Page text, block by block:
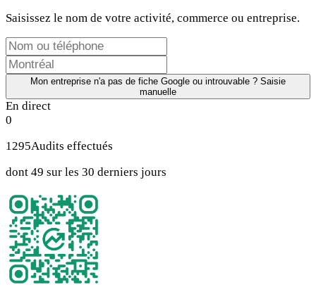
Saisissez le nom de votre activité, commerce ou entreprise.
Mon entreprise n'a pas de fiche Google ou introuvable ? Saisie
manuelle
En direct
0
1295Audits effectués
dont 49 sur les 30 derniers jours